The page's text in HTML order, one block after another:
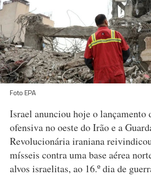
Foto EPA
Israel anunciou hoje o lançamento
ofensiva no oeste do Irão e a
Revolucionária iraniana
mísseis contra uma base aérea
alvos israelitas, ao 16.º dia de